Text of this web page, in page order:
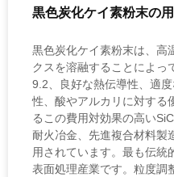
黒色炭化ケイ素粉末の
黒色炭化ケイ素粉末は、高
クスを溶融することによっ
9.2、良好な熱伝導性、適
性、酸やアルカリに対する
るこの費用対効果の高い
耐火冶金、先進複合材料製
用されています。最も伝統
表面処理産業です。粒度調